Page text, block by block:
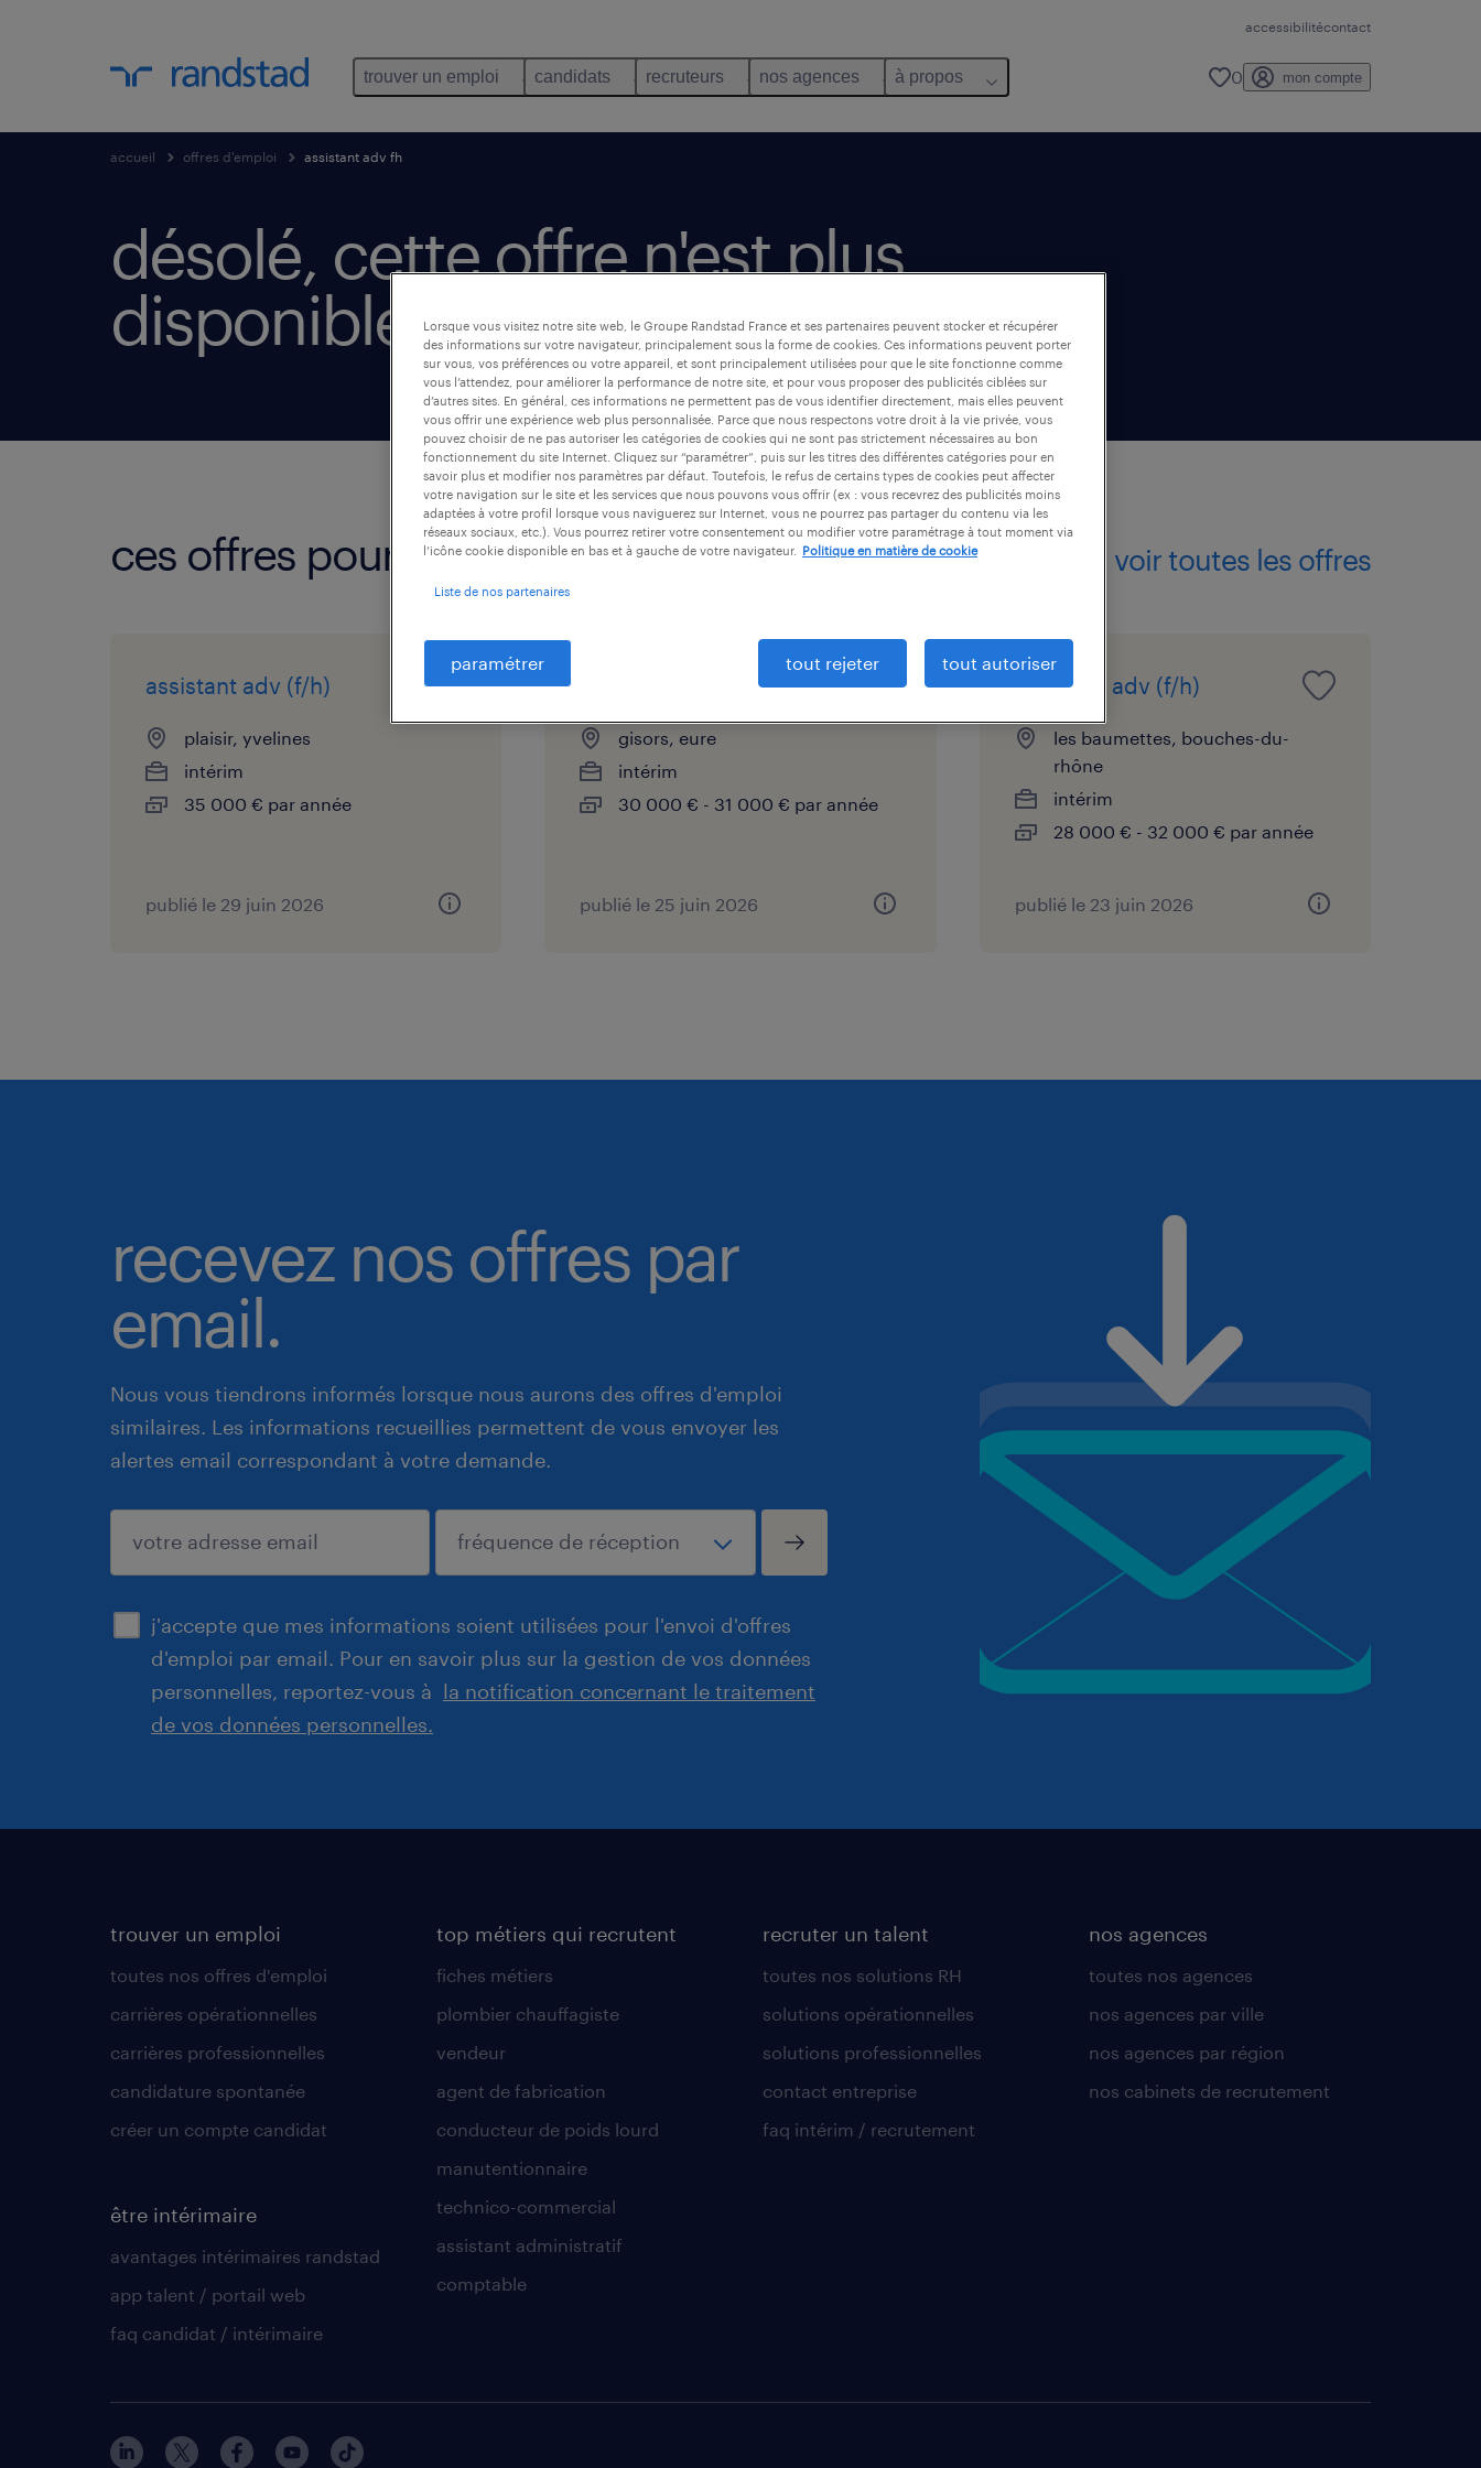
accessibilitécontact
trouver un emploi candidats recruteurs nos agences à propos 0 mon compte
accueil offres d'emploi assistant adv fh
désolé, cette offre n'est plus
disponible.
ces offres pourraient vous intéresser. voir toutes les offres
assistant adv (f/h)
plaisir, yvelines
intérim
35 000 € par année
publié le 29 juin 2026
assistant adv (f/h)
gisors, eure
intérim
30 000 € - 31 000 € par année
publié le 25 juin 2026
assistant adv (f/h)
les baumettes, bouches-du-
rhône
intérim
28 000 € - 32 000 € par année
publié le 23 juin 2026
recevez nos offres par
email.
Nous vous tiendrons informés lorsque nous aurons des offres d'emploi
similaires. Les informations recueillies permettent de vous envoyer les
alertes email correspondant à votre demande.
j'accepte que mes informations soient utilisées pour l'envoi d'offres
d'emploi par email. Pour en savoir plus sur la gestion de vos données
personnelles, reportez-vous à la notification concernant le traitement
de vos données personnelles.
enregistrer
trouver un emploi
toutes nos offres d'emploi
carrières opérationnelles
carrières professionnelles
candidature spontanée
créer un compte candidat
être intérimaire
avantages intérimaires randstad
app talent / portail web
faq candidat / intérimaire
top métiers qui recrutent
fiches métiers
plombier chauffagiste
vendeur
agent de fabrication
conducteur de poids lourd
manutentionnaire
technico-commercial
assistant administratif
comptable
recruter un talent
toutes nos solutions RH
solutions opérationnelles
solutions professionnelles
contact entreprise
faq intérim / recrutement
nos agences
toutes nos agences
nos agences par ville
nos agences par région
nos cabinets de recrutement
Lorsque vous visitez notre site web, le Groupe Randstad France et ses partenaires peuvent stocker et récupérer
des informations sur votre navigateur, principalement sous la forme de cookies. Ces informations peuvent porter
sur vous, vos préférences ou votre appareil, et sont principalement utilisées pour que le site fonctionne comme
vous l’attendez, pour améliorer la performance de notre site, et pour vous proposer des publicités ciblées sur
d’autres sites. En général, ces informations ne permettent pas de vous identifier directement, mais elles peuvent
vous offrir une expérience web plus personnalisée. Parce que nous respectons votre droit à la vie privée, vous
pouvez choisir de ne pas autoriser les catégories de cookies qui ne sont pas strictement nécessaires au bon
fonctionnement du site Internet. Cliquez sur “paramétrer”, puis sur les titres des différentes catégories pour en
savoir plus et modifier nos paramètres par défaut. Toutefois, le refus de certains types de cookies peut affecter
votre navigation sur le site et les services que nous pouvons vous offrir (ex : vous recevrez des publicités moins
adaptées à votre profil lorsque vous naviguerez sur Internet, vous ne pourrez pas partager du contenu via les
réseaux sociaux, etc.). Vous pourrez retirer votre consentement ou modifier votre paramétrage à tout moment via
l’icône cookie disponible en bas et à gauche de votre navigateur.
Politique en matière de cookie
Liste de nos partenaires
paramétrer tout rejeter tout autoriser